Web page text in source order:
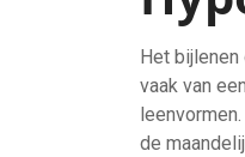
Het
vaak van
de